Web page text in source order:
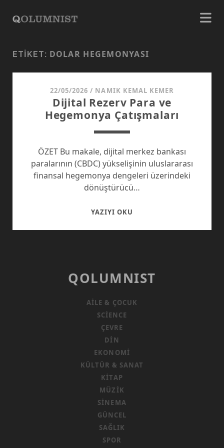
ETIKET: DOLAR HEGEMONYASI
22/05/2026 / NAMIK KEMAL KEMER
Dijital Rezerv Para ve
Hegemonya Çatışmaları
ÖZET Bu makale, dijital merkez bankası
paralarının (CBDC) yükselişinin uluslararası
finansal hegemonya dengeleri üzerindeki
dönüştürücü…
YAZIYI OKU
QOLUMNIST
AILE & ÇOCUK
SCIENCE
ÇEVRE
DIN
EKONOMI
KÜLTÜR & SANAT
KITAP
MÜZIK
SINEMA
GÜNCEL
SAĞLIK
SPOR